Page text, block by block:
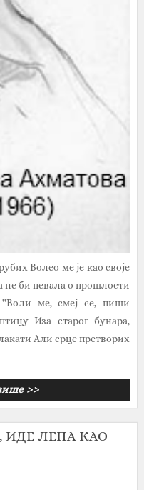
Волео ме је као своје
не би певала о прошлости
ме, смеј се, пиши
Иза старог бунара,
Али срце претворих
>>
ИДЕ ЛЕПА КАО